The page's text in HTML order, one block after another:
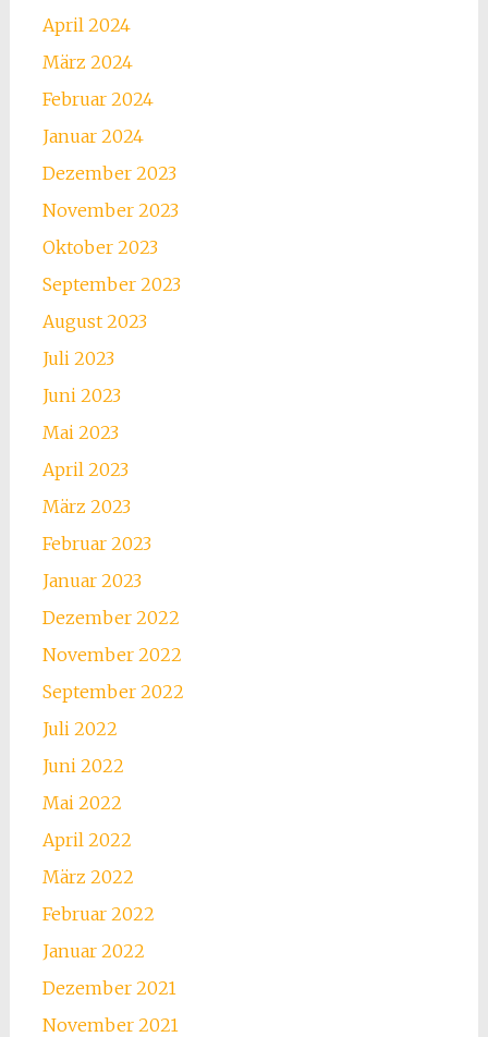
April 2024
März 2024
Februar 2024
Januar 2024
Dezember 2023
November 2023
Oktober 2023
September 2023
August 2023
Juli 2023
Juni 2023
Mai 2023
April 2023
März 2023
Februar 2023
Januar 2023
Dezember 2022
November 2022
September 2022
Juli 2022
Juni 2022
Mai 2022
April 2022
März 2022
Februar 2022
Januar 2022
Dezember 2021
November 2021